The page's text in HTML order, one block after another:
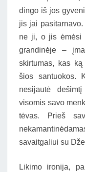
dingo iš jos
jis jai
ne ji, o jis ėmėsi
grandinėje –
skirtumas, kas
šios santuokos.
nesijautė
visomis savo
tėvas. Prieš
savaitgaliui su
Likimo ironija,